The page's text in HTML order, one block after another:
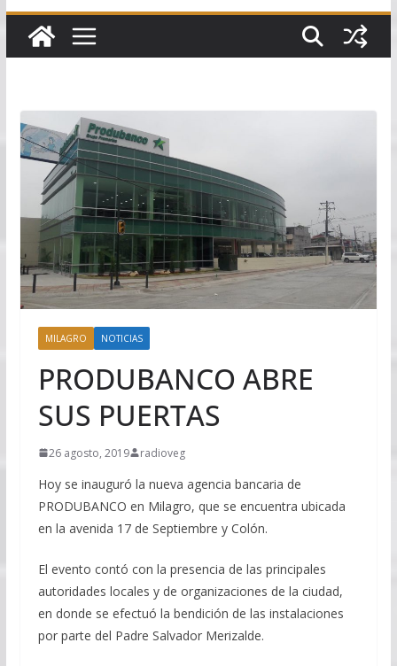
MILAGRO NOTICIAS
PRODUBANCO ABRE
SUS PUERTAS
26 agosto, 2019 radioveg
Hoy se inauguró la nueva agencia bancaria de
PRODUBANCO en Milagro, que se encuentra ubicada
en la avenida 17 de Septiembre y Colón.
El evento contó con la presencia de las principales
autoridades locales y de organizaciones de la ciudad,
en donde se efectuó la bendición de las instalaciones
por parte del Padre Salvador Merizalde.